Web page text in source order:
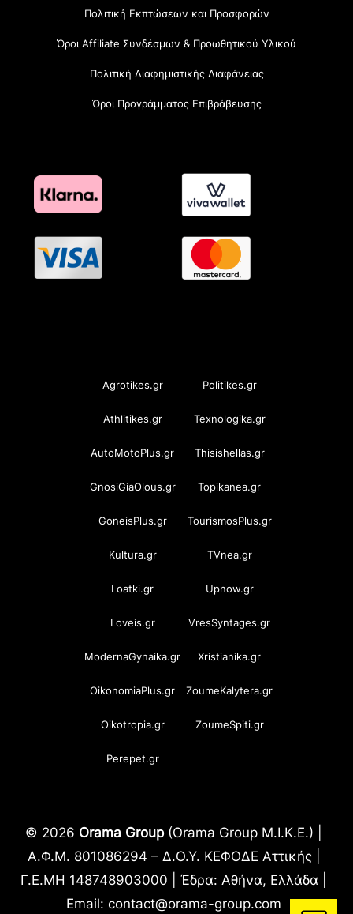
Πολιτική Εκπτώσεων και Προσφορών
Όροι Affiliate Συνδέσμων & Προωθητικού Υλικού
Πολιτική Διαφημιστικής Διαφάνειας
Όροι Προγράμματος Επιβράβευσης
Agrotikes.gr Politikes.gr
Athlitikes.gr Texnologika.gr
AutoMotoPlus.gr Thisishellas.gr
GnosiGiaOlous.gr Topikanea.gr
GoneisPlus.gr TourismosPlus.gr
Kultura.gr TVnea.gr
Loatki.gr Upnow.gr
Loveis.gr VresSyntages.gr
ModernaGynaika.gr Xristianika.gr
OikonomiaPlus.gr ZoumeKalytera.gr
Oikotropia.gr ZoumeSpiti.gr
Perepet.gr
© 2026 Orama Group(Orama Group Μ.Ι.Κ.Ε.) |
Α.Φ.Μ. 801086294 – Δ.Ο.Υ. ΚΕΦΟΔΕ Αττικής |
Γ.Ε.ΜΗ 148748903000 | Έδρα: Αθήνα, Ελλάδα |
Email: contact@orama-group.com